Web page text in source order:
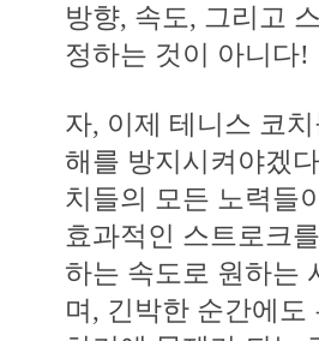
방향, 속도, 그리고
정하는 것이 아니다!
자, 이제 테니스 코
해를 방지시켜야겠
치들의 모든 노력들
효과적인 스트로크
하는 속도로 원하는
며, 긴박한 순간에